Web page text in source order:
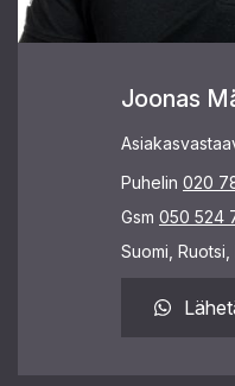
Joonas
Puhelin 020
Gsm 050 524
Suomi, Ruotsi,